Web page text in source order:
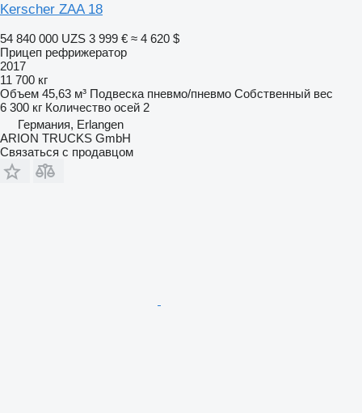
Kerscher ZAA 18
54 840 000 UZS 3 999 € ≈ 4 620 $
Прицеп рефрижератор
2017
11 700 кг
Объем 45,63 м³ Подвеска пневмо/пневмо Собственный вес
6 300 кг Количество осей 2
Германия, Erlangen
ARION TRUCKS GmbH
Связаться с продавцом